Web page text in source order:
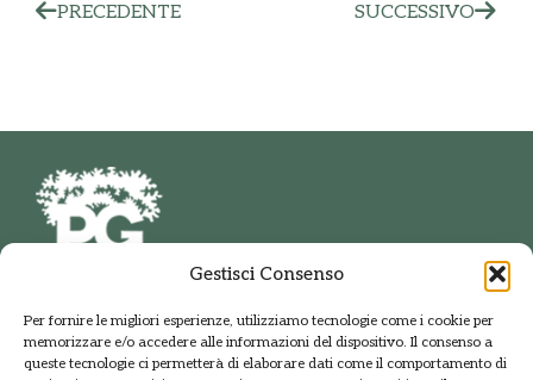
Gestisci Consenso
Per fornire le migliori esperienze, utilizziamo tecnologie come i cookie per
memorizzare e/o accedere alle informazioni del dispositivo. Il consenso a
queste tecnologie ci permetterà di elaborare dati come il comportamento di
PRECEDENTE SUCCESSIVO
PARCO DELLE GROANE
E DELLA BRUGHIERA BRIANTEA
Via della Polveriera, 2